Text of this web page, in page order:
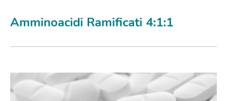
Amminoacidi Ramificati 4:1:1